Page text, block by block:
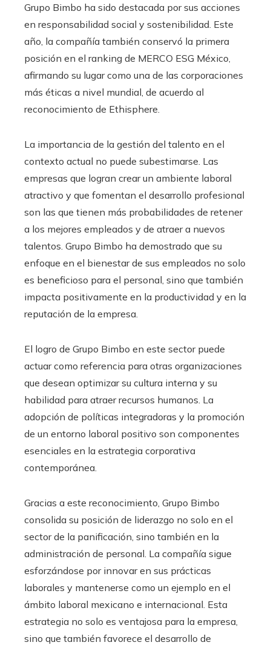
Grupo Bimbo ha sido destacada por sus acciones
en responsabilidad social y sostenibilidad. Este
año, la compañía también conservó la primera
posición en el ranking de MERCO ESG México,
afirmando su lugar como una de las corporaciones
más éticas a nivel mundial, de acuerdo al
reconocimiento de Ethisphere.
La importancia de la gestión del talento en el
contexto actual no puede subestimarse. Las
empresas que logran crear un ambiente laboral
atractivo y que fomentan el desarrollo profesional
son las que tienen más probabilidades de retener
a los mejores empleados y de atraer a nuevos
talentos. Grupo Bimbo ha demostrado que su
enfoque en el bienestar de sus empleados no solo
es beneficioso para el personal, sino que también
impacta positivamente en la productividad y en la
reputación de la empresa.
El logro de Grupo Bimbo en este sector puede
actuar como referencia para otras organizaciones
que desean optimizar su cultura interna y su
habilidad para atraer recursos humanos. La
adopción de políticas integradoras y la promoción
de un entorno laboral positivo son componentes
esenciales en la estrategia corporativa
contemporánea.
Gracias a este reconocimiento, Grupo Bimbo
consolida su posición de liderazgo no solo en el
sector de la panificación, sino también en la
administración de personal. La compañía sigue
esforzándose por innovar en sus prácticas
laborales y mantenerse como un ejemplo en el
ámbito laboral mexicano e internacional. Esta
estrategia no solo es ventajosa para la empresa,
sino que también favorece el desarrollo de